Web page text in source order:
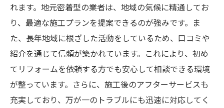
れます。地元密着型の業者は、地域の気候に精通してお
り、最適な施工プランを提案できるのが強みです。ま
た、長年地域に根ざした活動をしているため、口コミや
紹介を通じて信頼が築かれています。これにより、初め
てリフォームを依頼する方でも安心して相談できる環境
が整っています。さらに、施工後のアフターサービスも
充実しており、万が一のトラブルにも迅速に対応してく